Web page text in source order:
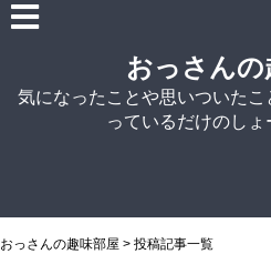
車関連の記事
パソコン関連
自宅でラーメン
NISSIN
おっさんの
気になったことや思いついた
っているだけのし
おっさんの趣味部屋 > 投稿記事一覧